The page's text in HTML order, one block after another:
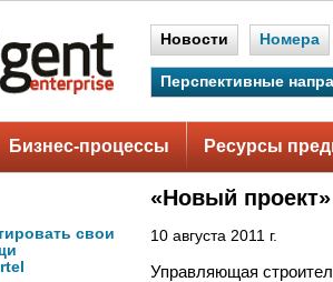
Новости Номера
Перспективные
Бизнес-процессы Ресурсы
свои
«Новый
10 августа 2011 г.
Управляющая